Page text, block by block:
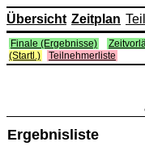
Übersicht Zeitplan
Finale (Ergebnisse)
(Startl.)
Teilnehmerliste
Ergebnisliste